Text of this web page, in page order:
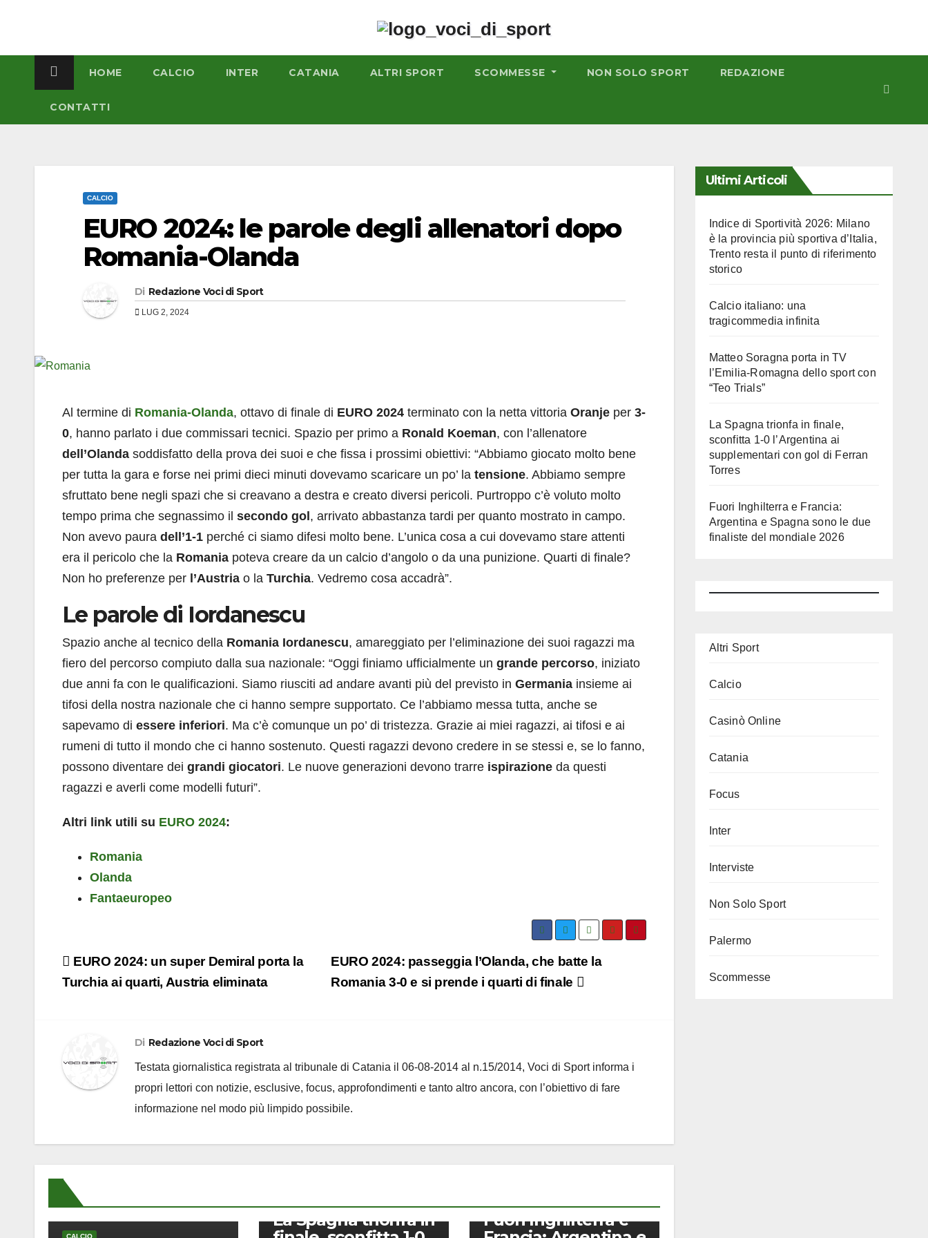
HOME CALCIO INTER CATANIA ALTRI SPORT SCOMMESSE NON SOLO SPORT REDAZIONE
CONTATTI
CALCIO
EURO 2024: le parole degli allenatori dopo
Romania-Olanda
Di Redazione Voci di Sport
LUG 2, 2024
Al termine di Romania-Olanda, ottavo di finale di EURO 2024 terminato con la netta vittoria Oranje per 3-
0, hanno parlato i due commissari tecnici. Spazio per primo a Ronald Koeman, con l’allenatore
dell’Olanda soddisfatto della prova dei suoi e che fissa i prossimi obiettivi: “Abbiamo giocato molto bene
per tutta la gara e forse nei primi dieci minuti dovevamo scaricare un po’ la tensione. Abbiamo sempre
sfruttato bene negli spazi che si creavano a destra e creato diversi pericoli. Purtroppo c’è voluto molto
tempo prima che segnassimo il secondo gol , arrivato abbastanza tardi per quanto mostrato in campo.
Non avevo paura dell’1-1 perché ci siamo difesi molto bene. L’unica cosa a cui dovevamo stare attenti
era il pericolo che la Romania poteva creare da un calcio d’angolo o da una punizione. Quarti di finale?
Non ho preferenze per l’Austria o la Turchia. Vedremo cosa accadrà”.
Le parole di Iordanescu
Spazio anche al tecnico della Romania Iordanescu, amareggiato per l’eliminazione dei suoi ragazzi ma
fiero del percorso compiuto dalla sua nazionale: “Oggi finiamo ufficialmente un grande percorso, iniziato
due anni fa con le qualificazioni. Siamo riusciti ad andare avanti più del previsto in Germania insieme ai
tifosi della nostra nazionale che ci hanno sempre supportato. Ce l’abbiamo messa tutta, anche se
sapevamo di essere inferiori. Ma c’è comunque un po’ di tristezza. Grazie ai miei ragazzi, ai tifosi e ai
rumeni di tutto il mondo che ci hanno sostenuto. Questi ragazzi devono credere in se stessi e, se lo fanno,
possono diventare dei grandi giocatori. Le nuove generazioni devono trarre ispirazione da questi
ragazzi e averli come modelli futuri”.
Altri link utili su EURO 2024:
Romania
Olanda
Fantaeuropeo
Navigazione
articoli
EURO 2024: passeggia l’Olanda, che batte la
Romania 3-0 e si prende i quarti di finale
EURO 2024: un super Demiral porta la
Turchia ai quarti, Austria eliminata
Di Redazione Voci di Sport
Testata giornalistica registrata al tribunale di Catania il 06-08-2014 al n.15/2014, Voci di Sport informa i
propri lettori con notizie, esclusive, focus, approfondimenti e tanto altro ancora, con l’obiettivo di fare
informazione nel modo più limpido possibile.
CALCIO
La Spagna trionfa in
Fuori Inghilterra e
Ultimi Articoli
Indice di Sportività 2026: Milano
è la provincia più sportiva d’Italia,
Trento resta il punto di riferimento
storico
Calcio italiano: una
tragicommedia infinita
Matteo Soragna porta in TV
l’Emilia-Romagna dello sport con
“Teo Trials”
La Spagna trionfa in finale,
sconfitta 1-0 l’Argentina ai
supplementari con gol di Ferran
Torres
Fuori Inghilterra e Francia:
Argentina e Spagna sono le due
finaliste del mondiale 2026
Altri Sport
Calcio
Casinò Online
Catania
Focus
Inter
Interviste
Non Solo Sport
Palermo
Scommesse